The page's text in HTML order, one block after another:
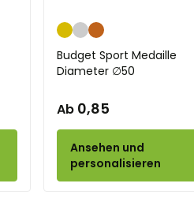
GoldSilberBronze
Budget Sport Medaille
Diameter ∅50
Ab 0,85
Ansehen und
personalisieren